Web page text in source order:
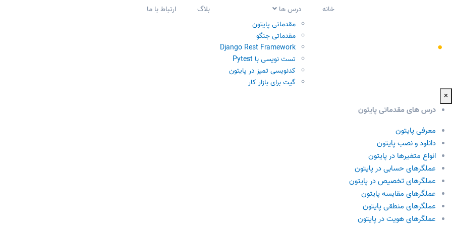
خانه
درس ها
مقدماتی پایتون
مقدماتی جنگو
Django Rest Framework
تست نویسی با Pytest
کدنویسی تمیز در پایتون
گیت برای بازار کار
بلاگ ارتباط با ما
×
درس های مقدماتی پایتون
معرفی پایتون
دانلود و نصب پایتون
انواع متغیرها در پایتون
عملگرهای حسابی در پایتون
عملگرهای تخصیص در پایتون
عملگرهای مقایسه پایتون
عملگرهای منطقی پایتون
عملگرهای هویت در پایتون